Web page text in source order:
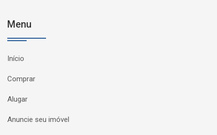
Menu
Início
Comprar
Alugar
Anuncie seu imóvel